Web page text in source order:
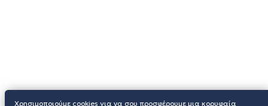
Χρησιμοποιούμε cookies για να σου προσφέρουμε μια κορυφαία